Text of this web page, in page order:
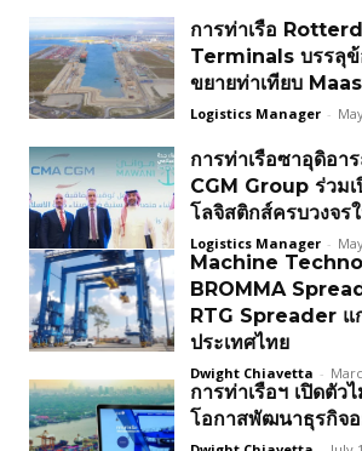
การท่าเรือ
Terminals บรรลุ
ขยายท่าเทียบ
Logistics Manager -
การท่าเรือซาอุดิอา
CGM Group ร่วม
โลจิสติกส์ครบวงจร
Logistics Manager -
Machine
BROMMA
RTG Spreader แ
ประเทศไทย
Dwight Chiavetta -
การท่าเรือฯ เปิดตัว
โอกาสพัฒนาธุรกิจอ